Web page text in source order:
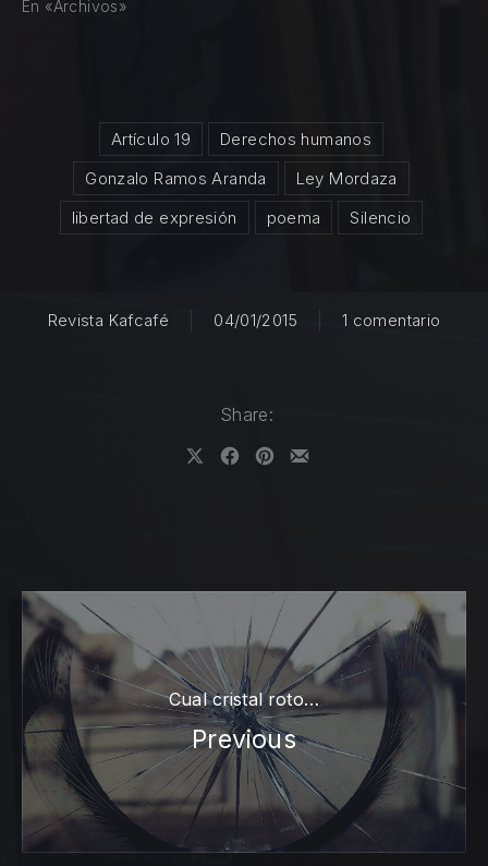
En «Archivos»
Artículo 19
Derechos humanos
Gonzalo Ramos Aranda
Ley Mordaza
libertad de expresión
poema Silencio
Revista Kafcafé 04/01/2015 1 comentario
Share:
Cual cristal roto…
Previous